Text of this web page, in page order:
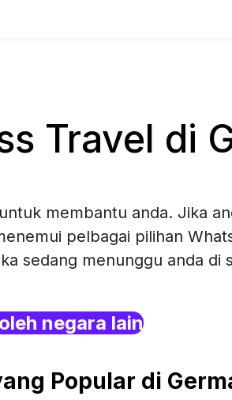
Travel di
membantu anda. Jika
pelbagai pilihan
sedang menunggu anda di
negara lain
Popular di